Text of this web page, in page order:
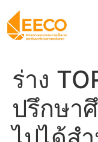
ร่าง
ปรึกษา